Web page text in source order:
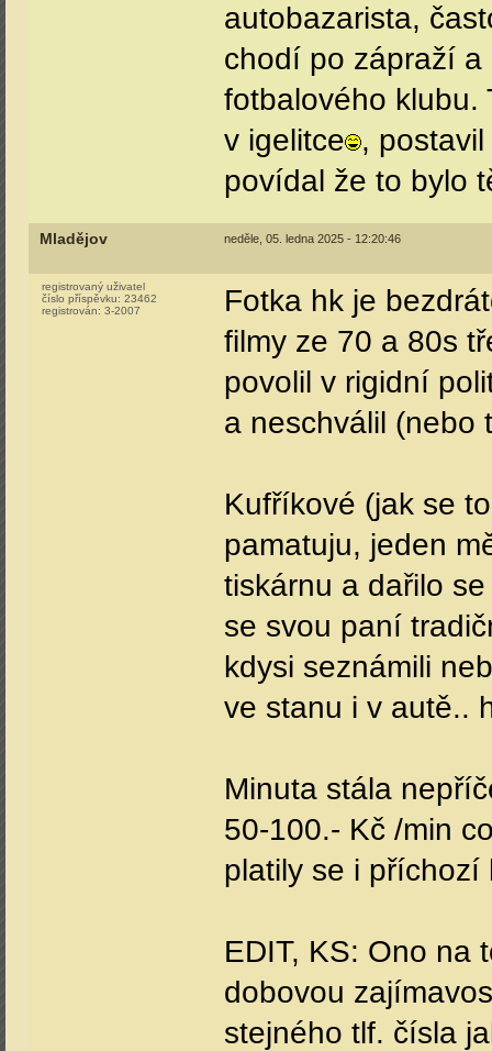
autobazarista,
chodí po zápraží
fotbalového klubu.
v igelitce ,
povídal že to bylo
Mladějov neděle, 05. ledna 2025 - 12:20:46
registrovaný uživatel
číslo příspěvku: 23462
registrován: 3-2007
Fotka hk je
filmy ze 70 a 80s
povolil v rigidní
a neschválil (nebo
Kufříkové (jak se
pamatuju, jeden
tiskárnu a dařilo
se svou paní
kdysi seznámili
ve stanu i v autě..
Minuta stála
50-100.- Kč /min
platily se i příchozí
EDIT, KS: Ono na
dobovou
stejného tlf. čísla